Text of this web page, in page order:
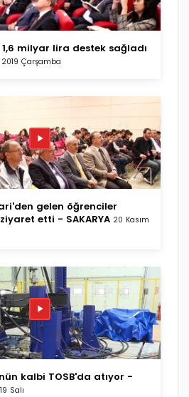
1,6 milyar lira destek sağladı
Çarşamba
gelen öğrenciler
etti - SAKARYA 20 Kasım
kalbi TOSB'da atıyor -
Salı